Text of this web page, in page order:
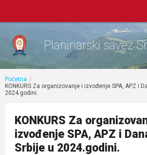
Planinarski savez
Početna //
KONKURS Za organizovanje i izvođenje SPA, APZ i
2024.godini.
KONKURS Za
izvođenje SPA, APZ i
Srbije u 2024.godini.